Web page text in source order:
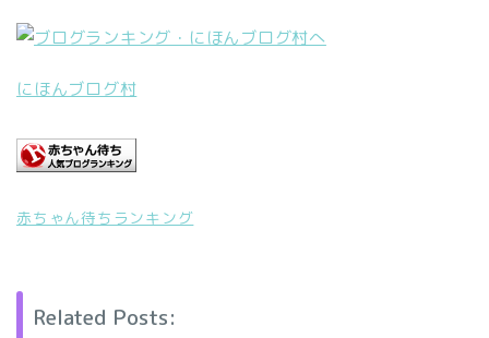
にほんブログ村
赤ちゃん待ちランキング
Related Posts: